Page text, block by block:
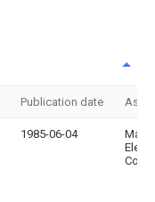
Publication date
1985-06-04
Co